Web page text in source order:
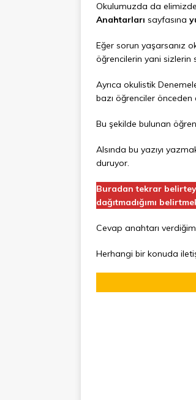
Okulumuzda da
Anahtarları sayfasına
Eğer sorun yaşarsanız
öğrencilerin yani sizlerin
Ayrıca okulistik
bazı öğrenciler
Bu şekilde bulunan
Alsında bu yazıyı
duruyor.
Buradan tekrar
dağıtmadığımı
Cevap anahtarı
Herhangi bir konuda